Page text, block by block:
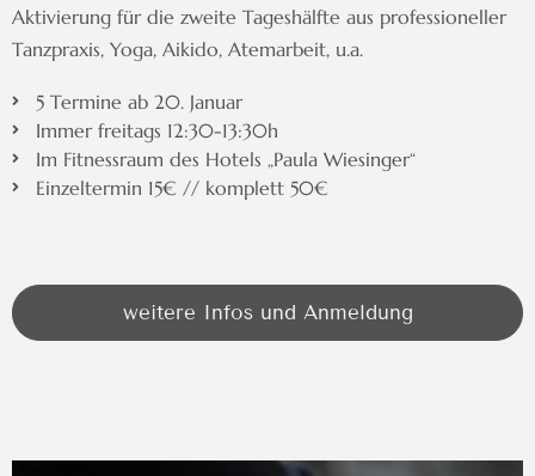
Aktivierung für die zweite Tageshälfte aus professioneller
Tanzpraxis, Yoga, Aikido, Atemarbeit, u.a.
5 Termine ab 20. Januar
Immer freitags 12:30-13:30h
Im Fitnessraum des Hotels „Paula Wiesinger“
Einzeltermin 15€ // komplett 50€
weitere Infos und Anmeldung